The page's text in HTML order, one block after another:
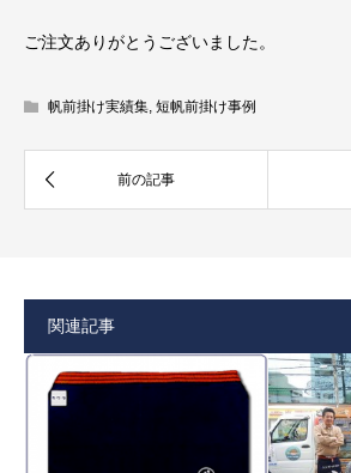
ご注文ありがとうございました。
帆前掛け実績集, 短帆前掛け事例
関連記事